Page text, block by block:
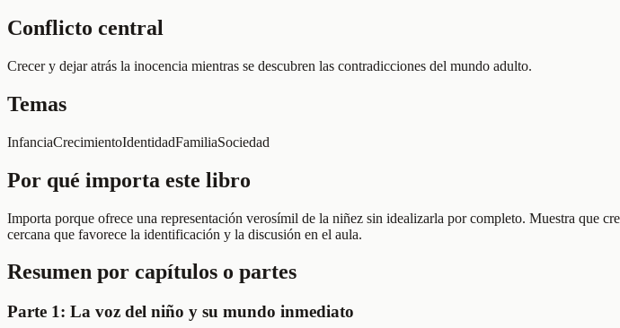
Conflicto central
Crecer y dejar atrás la inocencia mientras se descubren las contradicciones del mundo adulto.
Temas
InfanciaCrecimientoIdentidadFamiliaSociedad
Por qué importa este libro
Importa porque ofrece una representación verosímil de la niñez sin idealizarla por completo. Muestra que
cercana que favorece la identificación y la discusión en el aula.
Resumen por capítulos o partes
Parte 1: La voz del niño y su mundo inmediato